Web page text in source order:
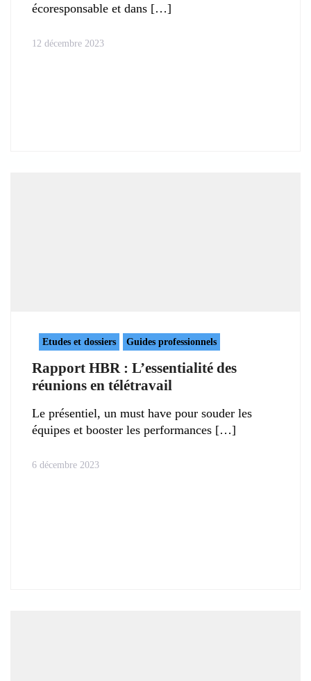
écoresponsable et dans
12 décembre 2023
Etudes et dossiers Guides professionnels
Rapport HBR : L’essentialité des
réunions en télétravail
Le présentiel, un must have pour souder les
équipes et booster les performances
6 décembre 2023